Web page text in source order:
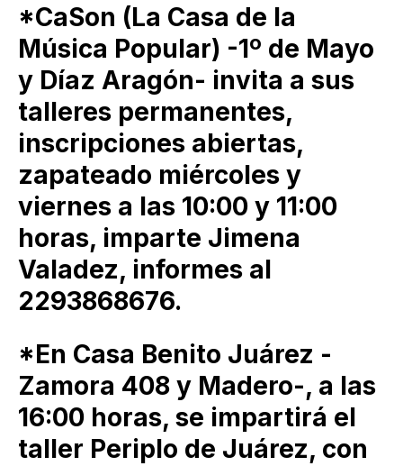
*CaSon (La Casa de la
Música Popular) -1º de Mayo
y Díaz Aragón- invita a sus
talleres permanentes,
inscripciones abiertas,
zapateado miércoles y
viernes a las 10:00 y 11:00
horas, imparte Jimena
Valadez, informes al
2293868676.
*En Casa Benito Juárez -
Zamora 408 y Madero-, a las
16:00 horas, se impartirá el
taller Periplo de Juárez, con